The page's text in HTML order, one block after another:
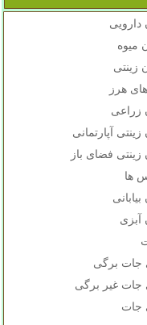
دارویی
میوه
زینتی
هرز
زراعی
زینتی آپارتمانی
زینتی فضای باز
ها
بیابانی
آبزی
جات برگی
جات غیر برگی
جات